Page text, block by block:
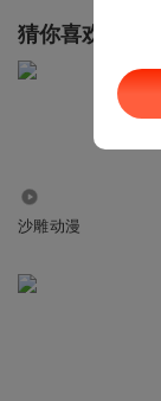
猜你喜欢
沙雕动漫